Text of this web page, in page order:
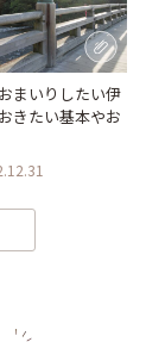
まいりしたい伊
きたい基本やお